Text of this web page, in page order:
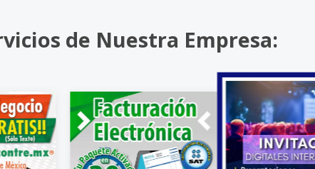
de Nuestra Empresa: